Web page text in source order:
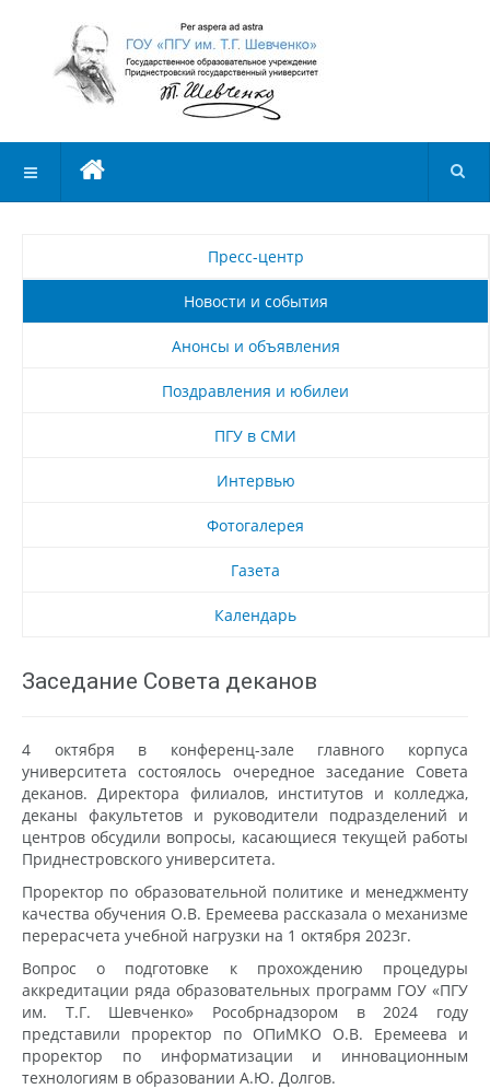
Пресс-центр
Новости и события
Анонсы и объявления
Поздравления и юбилеи
ПГУ в СМИ
Интервью
Фотогалерея
Газета
Календарь
Заседание Совета деканов
4 октября в конференц-зале главного корпуса
университета состоялось очередное заседание Совета
деканов. Директора филиалов, институтов и колледжа,
деканы факультетов и руководители подразделений и
центров обсудили вопросы, касающиеся текущей работы
Приднестровского университета.
Проректор по образовательной политике и менеджменту
качества обучения О.В. Еремеева рассказала о механизме
перерасчета учебной нагрузки на 1 октября 2023г.
Вопрос о подготовке к прохождению процедуры
аккредитации ряда образовательных программ ГОУ «ПГУ
им. Т.Г. Шевченко» Рособрнадзором в 2024 году
представили проректор по ОПиМКО О.В. Еремеева и
проректор по информатизации и инновационным
технологиям в образовании А.Ю. Долгов.